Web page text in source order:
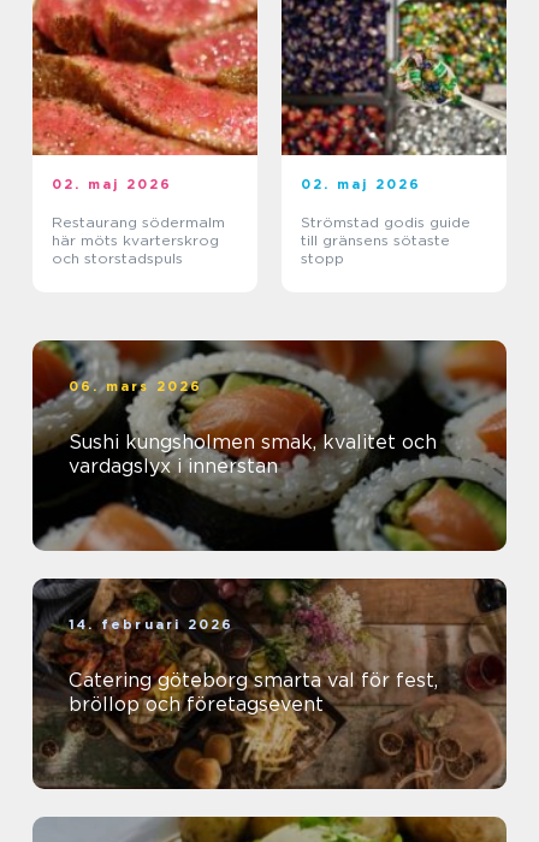
02. maj 2026
Restaurang södermalm
här möts kvarterskrog
och storstadspuls
02. maj 2026
Strömstad godis guide
till gränsens sötaste
stopp
06. mars 2026
Sushi kungsholmen smak, kvalitet och
vardagslyx i innerstan
14. februari 2026
Catering göteborg smarta val för fest,
bröllop och företagsevent